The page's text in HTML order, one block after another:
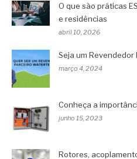
O que são práticas
e residências
abril 10, 2026
Seja um
março 4, 2024
Conheça a
junho 15, 2023
Rotores,